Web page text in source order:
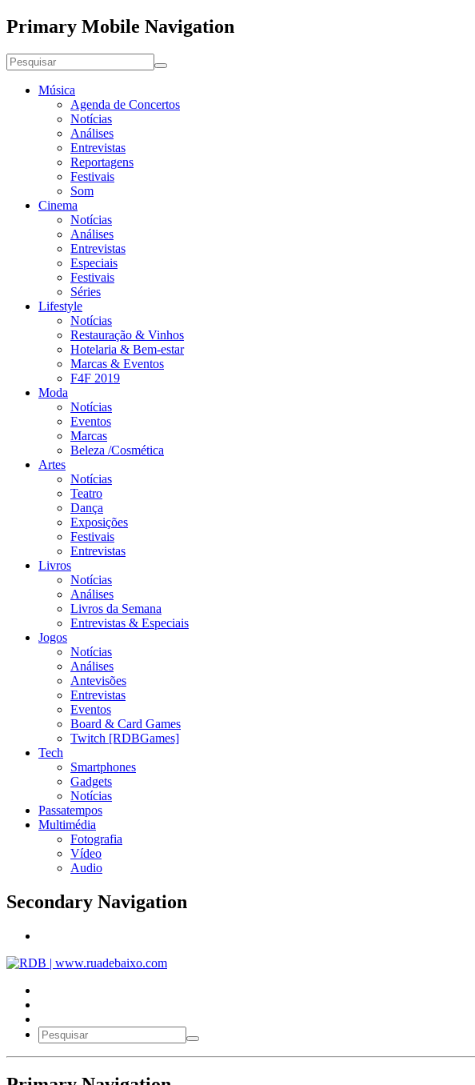
Primary Mobile Navigation
Música
Agenda de Concertos
Notícias
Análises
Entrevistas
Reportagens
Festivais
Som
Cinema
Notícias
Análises
Entrevistas
Especiais
Festivais
Séries
Lifestyle
Notícias
Restauração & Vinhos
Hotelaria & Bem-estar
Marcas & Eventos
F4F 2019
Moda
Notícias
Eventos
Marcas
Beleza /Cosmética
Artes
Notícias
Teatro
Dança
Exposições
Festivais
Entrevistas
Livros
Notícias
Análises
Livros da Semana
Entrevistas & Especiais
Jogos
Notícias
Análises
Antevisões
Entrevistas
Eventos
Board & Card Games
Twitch [RDBGames]
Tech
Smartphones
Gadgets
Notícias
Passatempos
Multimédia
Fotografia
Vídeo
Audio
Secondary Navigation